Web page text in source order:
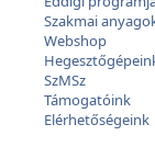
Szakmai
Webshop
SzMSz
Támogatóink
Elérhetőségeink